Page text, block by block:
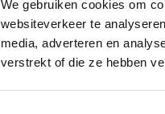
We gebruiken cookies om
websiteverkeer te
media, adverteren en
verstrekt of die ze hebben